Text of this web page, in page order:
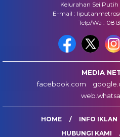
Kelurahan Sei
E-mail :
Telp/Wa :
MEDIA
facebook.com
HOME INFO IKLAN
HUBUNGI KAMI